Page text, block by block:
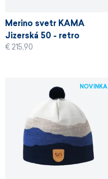
Merino svetr KAMA
Jizerská 50 - retro
kolekce
€ 215,90
NOVINKA